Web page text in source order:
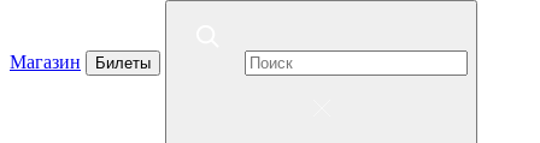
Магазин Билеты